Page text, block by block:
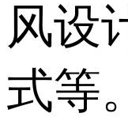
风设
式等。